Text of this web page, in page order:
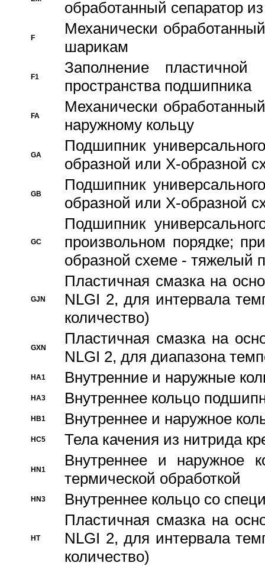
обработанный сепаратор
F
Механически
шарикам
F1
Заполнение
пространства подшипника
FA
Механически
наружному кольцу
GA
Подшипник
образной или Х-образной
GB
Подшипник
образной или Х-образной
GC
Подшипник
произвольном порядке;
образной схеме - тяжелый
GJN
Пластичная смазка на
NLGI 2, для интервала
количество)
GXN
Пластичная смазка на
NLGI 2, для диапазона
HA1 Внутренние и наружные
HA3 Bнутреннее кольцо
HB1 Bнутреннее и наружное
HC5 Тела качения из нитрида
HN1
Bнутреннее и наружное
термической обработкой
HN3 Внутреннее кольцо со
HT
Пластичная смазка на
NLGI 2, для интервала
количество)